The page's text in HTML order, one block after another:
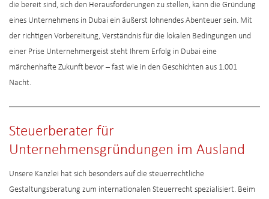
die bereit sind, sich den Herausforderungen zu stellen, kann die Gründung
eines Unternehmens in Dubai ein äußerst lohnendes Abenteuer sein. Mit
der richtigen Vorbereitung, Verständnis für die lokalen Bedingungen und
einer Prise Unternehmergeist steht Ihrem Erfolg in Dubai eine
märchenhafte Zukunft bevor – fast wie in den Geschichten aus 1.001
Nacht.
Steuerberater für
Unternehmensgründungen im Ausland
Unsere Kanzlei hat sich besonders auf die steuerrechtliche
Gestaltungsberatung zum internationalen Steuerrecht spezialisiert. Beim